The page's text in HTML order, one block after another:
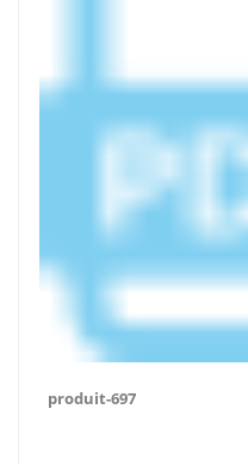
produit-697